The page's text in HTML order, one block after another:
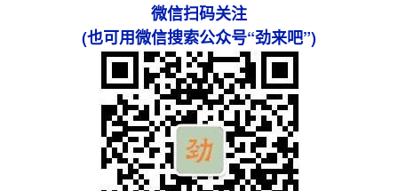
微信扫码关注
(也可用微信搜索公众号“劲来吧”)